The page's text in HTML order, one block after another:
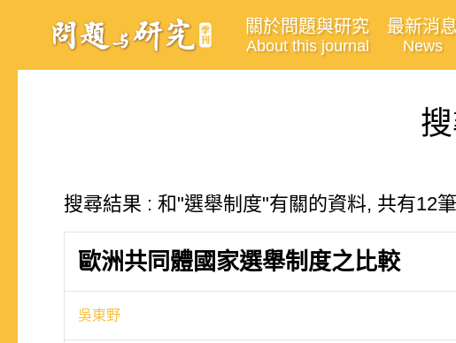
關於問題與研究
About this journal
最新消息
News
搜尋結果 : 和"選舉制度"有關的資料, 共有12筆
歐洲共同體國家選舉制度之比較
吳東野